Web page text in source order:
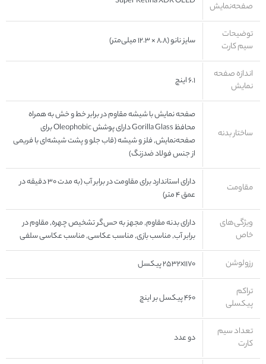
صفحه‌نمایش
توضیحات
سیم کارت
سایز نانو (۸.۸ × ۱۲.۳ میلی‌متر)
اندازه صفحه
نمایش
۶.۱ اینچ
ساختار بدنه
صفحه نمایش با شیشه مقاوم در برابر خط و خش به همراه
محافظ Gorilla Glass دارای پوشش Oleophobic برای
صفحه‌نمایش, فلز و شیشه (قاب جلو و پشت شیشه‌ای با فریمی
از جنس فولاد ضدزنگ)
مقاومت
دارای استاندارد برای مقاومت در برابر آب (به مدت ۳۰ دقیقه در
عمق ۴ متر)
ویژگی‌های
خاص
دارای بدنه مقاوم, مجهز به حس‌گر تشخیص چهره, مقاوم در
برابر آب, مناسب بازی, مناسب عکاسی, مناسب عکاسی سلفی
رزولوشن ۲۵۳۲x۱۱۷۰ پیکسل
تراکم
پیکسلی
۴۶۰ پیکسل بر اینچ
تعداد سیم
کارت
دو عدد